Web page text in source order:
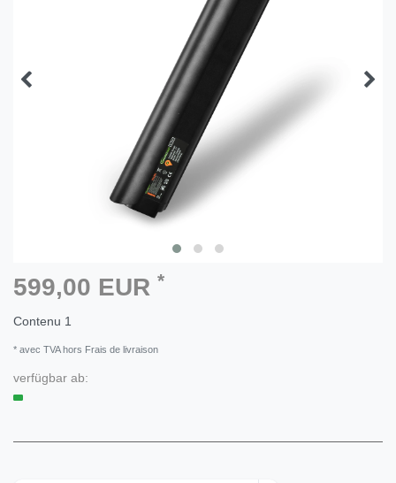
599,00 EUR *
Contenu 1
* avec TVA hors Frais de livraison
verfügbar ab: